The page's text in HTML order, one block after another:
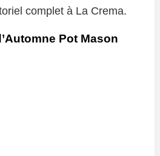
complet à La Crema.
Pot Mason